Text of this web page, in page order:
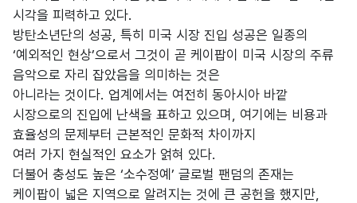
시각을 피력하고 있다.
방탄소년단의 성공, 특히 미국 시장 진입 성공은 일종의
‘예외적인 현상’으로서 그것이 곧 케이팝이 미국 시장의 주류
음악으로 자리 잡았음을 의미하는 것은
아니라는 것이다. 업계에서는 여전히 동아시아 바깥
시장으로의 진입에 난색을 표하고 있으며, 여기에는 비용과
효율성의 문제부터 근본적인 문화적 차이까지
여러 가지 현실적인 요소가 얽혀 있다.
더불어 충성도 높은 ‘소수정예’ 글로벌 팬덤의 존재는
케이팝이 넓은 지역으로 알려지는 것에 큰 공헌을 했지만,